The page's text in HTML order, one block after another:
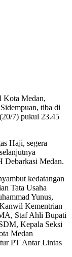
Kota Medan,
tiba di
7) pukul 23.45
Haji, segera
Debarkasi Medan.
kedatangan
Tata Usaha
Yunus,
Kementrian
Staf Ahli Bupati
Kepala Seksi
Medan
PT Antar Lintas